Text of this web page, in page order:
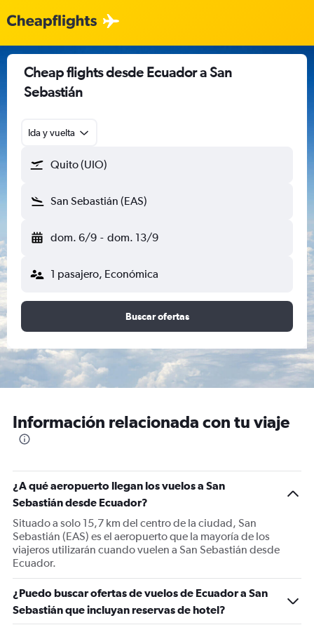
Cheap flights desde Ecuador a San
Sebastián
Ida y vuelta
Quito (UIO)
San Sebastián (EAS)
dom. 6/9 - dom. 13/9
1 pasajero, Económica
Buscar ofertas
Información relacionada con tu viaje
¿A qué aeropuerto llegan los vuelos a San
Sebastián desde Ecuador?
Situado a solo 15,7 km del centro de la ciudad, San
Sebastián (EAS) es el aeropuerto que la mayoría de los
viajeros utilizarán cuando vuelen a San Sebastián desde
Ecuador.
¿Puedo buscar ofertas de vuelos de Ecuador a San
Sebastián que incluyan reservas de hotel?